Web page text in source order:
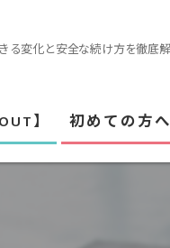
る変化と安全な続け方を徹底
】 初めての方へ